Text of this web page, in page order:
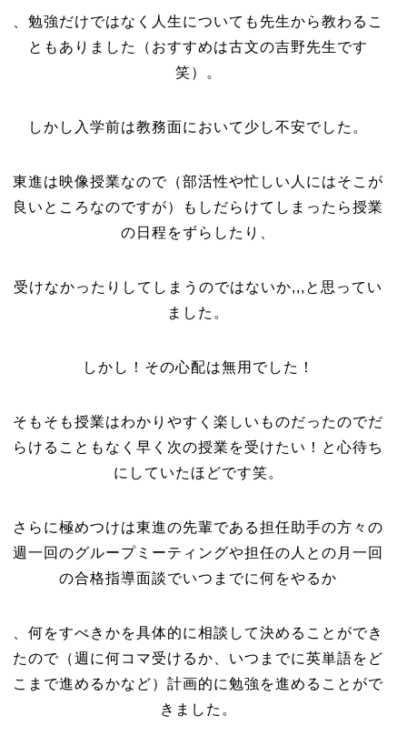
、勉強だけではなく人生についても先生から教わるこ
ともありました（おすすめは古文の吉野先生です
笑）。
しかし入学前は教務面において少し不安でした。
東進は映像授業なので（部活性や忙しい人にはそこが
良いところなのですが）もしだらけてしまったら授業
の日程をずらしたり、
受けなかったりしてしまうのではないか,,,と思ってい
ました。
しかし！その心配は無用でした！
そもそも授業はわかりやすく楽しいものだったのでだ
らけることもなく早く次の授業を受けたい！と心待ち
にしていたほどです笑。
さらに極めつけは東進の先輩である担任助手の方々の
週一回のグループミーティングや担任の人との月一回
の合格指導面談でいつまでに何をやるか
、何をすべきかを具体的に相談して決めることができ
たので（週に何コマ受けるか、いつまでに英単語をど
こまで進めるかなど）計画的に勉強を進めることがで
きました。